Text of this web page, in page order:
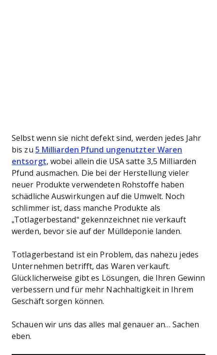
Selbst wenn sie nicht defekt sind, werden jedes Jahr
bis zu 5 Milliarden Pfund ungenutzter Waren
entsorgt, wobei allein die USA satte 3,5 Milliarden
Pfund ausmachen. Die bei der Herstellung vieler
neuer Produkte verwendeten Rohstoffe haben
schädliche Auswirkungen auf die Umwelt. Noch
schlimmer ist, dass manche Produkte als
„Totlagerbestand“ gekennzeichnet nie verkauft
werden, bevor sie auf der Mülldeponie landen.
Totlagerbestand ist ein Problem, das nahezu jedes
Unternehmen betrifft, das Waren verkauft.
Glücklicherweise gibt es Lösungen, die Ihren Gewinn
verbessern und für mehr Nachhaltigkeit in Ihrem
Geschäft sorgen können.
Schauen wir uns das alles mal genauer an… Sachen
eben.